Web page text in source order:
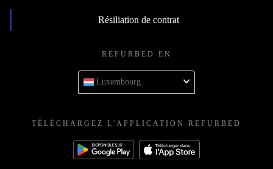
Résiliation de contrat
REFURBED EN
Luxembourg
TÉLÉCHARGEZ L'APPLICATION REFURBED